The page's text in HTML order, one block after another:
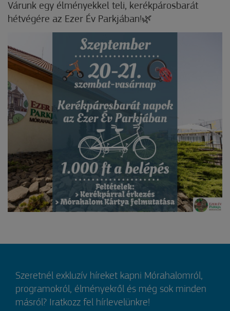
Várunk egy élményekkel teli, kerékpárosbarát
hétvégére az Ezer Év Parkjában!🌿
Szeretnél exkluzív híreket kapni Mórahalomról,
programokról, élményekről és még sok minden
másról? Iratkozz fel hírlevelünkre!